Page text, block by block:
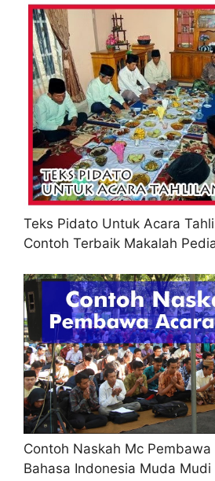
Teks Pidato Untuk Acara
Contoh Terbaik Makalah
Contoh Naskah Mc Pembawa
Bahasa Indonesia Muda